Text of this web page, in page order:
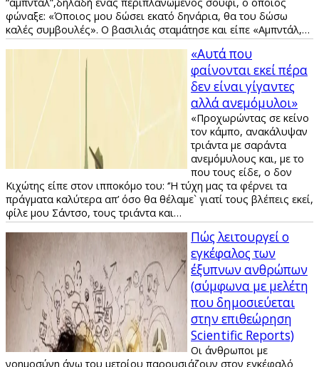
“αμπντάλ”,δηλαδή ένας περιπλανώμενος σούφι, ο οποίος
φώναξε: «Όποιος μου δώσει εκατό δηνάρια, θα του δώσω
καλές συμβουλές». Ο βασιλιάς σταμάτησε και είπε «Αμπντάλ,…
«Αυτά που
φαίνονται εκεί πέρα
δεν είναι γίγαντες
αλλά ανεμόμυλοι»
«Προχωρώντας σε κείνο
τον κάμπο, ανακάλυψαν
τριάντα με σαράντα
ανεμόμυλους και, με το
που τους είδε, ο δον
Κιχώτης είπε στον ιπποκόμο του: ‘’Η τύχη μας τα φέρνει τα
πράγματα καλύτερα απ’ όσο θα θέλαμε` γιατί τους βλέπεις εκεί,
φίλε μου Σάντσο, τους τριάντα και…
Πώς λειτουργεί ο
εγκέφαλος των
έξυπνων ανθρώπων
(σύμφωνα με μελέτη
που δημοσιεύεται
στην επιθεώρηση
Scientific Reports)
Οι άνθρωποι με
νοημοσύνη άνω του μετρίου παρουσιάζουν στον εγκέφαλό